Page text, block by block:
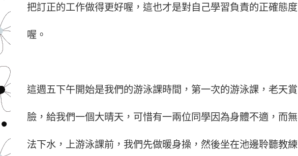
把訂正的工作做得更好喔，這也才是對自己學習負責的正確態度
喔。
這週五下午開始是我們的游泳課時間，第一次的游泳課，老天賞
臉，給我們一個大晴天，可惜有一兩位同學因為身體不適，而無
法下水，上游泳課前，我們先做暖身操，然後坐在池邊聆聽教練